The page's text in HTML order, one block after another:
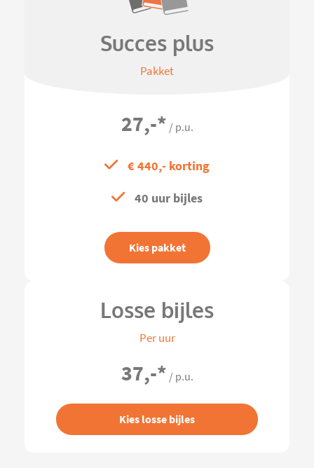
Succes plus
Pakket
27,-* / p.u.
€ 440,- korting
40 uur bijles
Kies pakket
Losse bijles
Per uur
37,-* / p.u.
Kies losse bijles